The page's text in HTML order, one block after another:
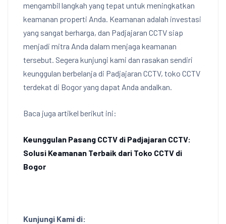
mengambil langkah yang tepat untuk meningkatkan
keamanan properti Anda. Keamanan adalah investasi
yang sangat berharga, dan Padjajaran CCTV siap
menjadi mitra Anda dalam menjaga keamanan
tersebut. Segera kunjungi kami dan rasakan sendiri
keunggulan berbelanja di Padjajaran CCTV, toko CCTV
terdekat di Bogor yang dapat Anda andalkan.
Baca juga artikel berikut ini:
Keunggulan Pasang CCTV di Padjajaran CCTV:
Solusi Keamanan Terbaik dari Toko CCTV di
Bogor
Kunjungi Kami di: